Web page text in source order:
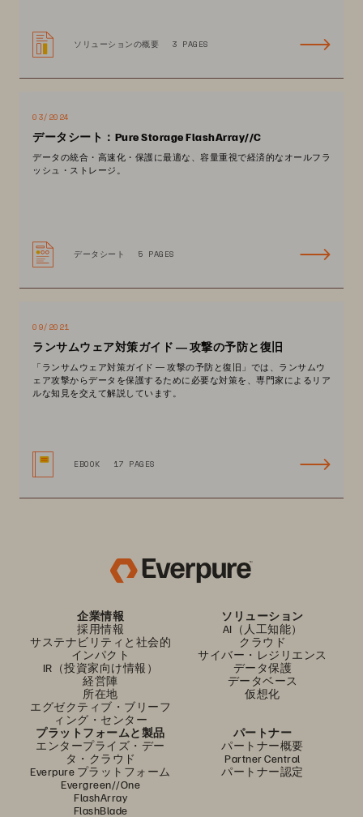
ソリューションの概要 3 PAGES
03/2024
データシート：Pure Storage FlashArray//C
データの統合・高速化・保護に最適な、容量重視で経済的なオールフラ
ッシュ・ストレージ。
データシート 5 PAGES
09/2021
ランサムウェア対策ガイド ― 攻撃の予防と復旧
「ランサムウェア対策ガイド ― 攻撃の予防と復旧」では、ランサムウ
ェア攻撃からデータを保護するために必要な対策を、専門家によるリア
ルな知見を交えて解説しています。
EBOOK 17 PAGES
企業情報
採用情報
サステナビリティと社会的
インパクト
IR（投資家向け情報）
経営陣
所在地
エグゼクティブ・ブリーフ
ィング・センター
ソリューション
AI（人工知能）
クラウド
サイバー・レジリエンス
データ保護
データベース
仮想化
プラットフォームと製品
エンタープライズ・デー
タ・クラウド
Everpure プラットフォーム
Evergreen//One
FlashArray
FlashBlade
パートナー
パートナー概要
Partner Central
パートナー認定